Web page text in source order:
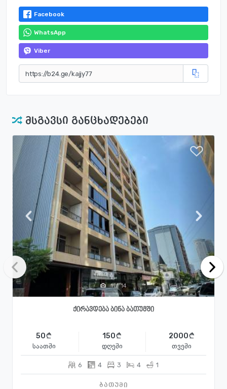
Facebook
WhatsApp
Viber
მსგავსი განცხადებები
1 / 14
ქირავდება ბინა ბათუმში
50
საათში
150
დღეში
2000
თვეში
6 4 3 4 1
ბათუმი